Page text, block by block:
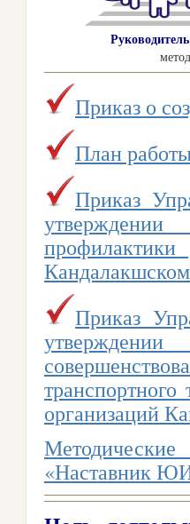
Приказ о
План
Приказ
профилактики
Приказ
организаций
«Наставник